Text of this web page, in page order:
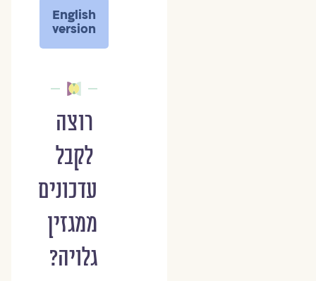
English
version
רוצה
לקבל
עדכונים
ממגזין
גלויה?